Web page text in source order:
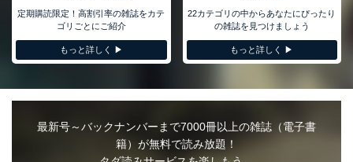
個人データを取り扱うことのできる機器及び当該機器を取り扱
う従業者を明確化し、 個人データへの不要なアクセスを防止
アクセス者の識別と認証
ント制御）により、個人情報データベース等を取り扱う情報シ
外部からの不正アクセス等の防止
個人データを取り扱う機器等のオペレーティングシステムを最
定期購読限定！高割引率の雑誌をカテ
ゴリごとにご紹介
もっと詳しく ▶︎
22カテゴリの中からあなたにぴったり
の雑誌を見つけましょう
もっと詳しく ▶︎
最新号～バックナンバーまで7000冊以上の雑誌（電子書
籍）が無料で読み放題！